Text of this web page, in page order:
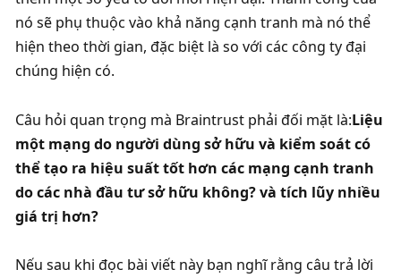
nó sẽ phụ thuộc vào khả năng cạnh tranh mà nó thể
hiện theo thời gian, đặc biệt là so với các công ty đại
chúng hiện có.
Câu hỏi quan trọng mà Braintrust phải đối mặt là:Liệu
một mạng do người dùng sở hữu và kiểm soát có
thể tạo ra hiệu suất tốt hơn các mạng cạnh tranh
do các nhà đầu tư sở hữu không? và tích lũy nhiều
giá trị hơn?
Nếu sau khi đọc bài viết này bạn nghĩ rằng câu trả lời